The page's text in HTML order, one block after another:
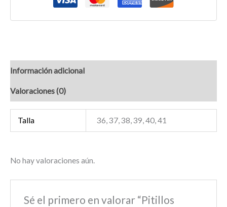
Información adicional
Valoraciones (0)
Talla 36, 37, 38, 39, 40, 41
No hay valoraciones aún.
Sé el primero en valorar “Pitillos